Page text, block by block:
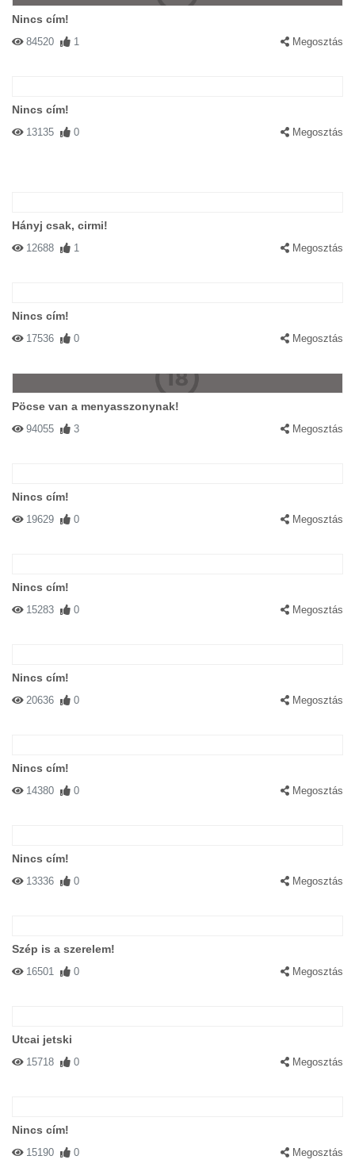
Nincs cím!
84520 1 Megosztás
Nincs cím!
13135 0 Megosztás
Hányj csak, cirmi!
12688 1 Megosztás
Nincs cím!
17536 0 Megosztás
Pöcse van a menyasszonynak!
94055 3 Megosztás
Nincs cím!
19629 0 Megosztás
Nincs cím!
15283 0 Megosztás
Nincs cím!
20636 0 Megosztás
Nincs cím!
14380 0 Megosztás
Nincs cím!
13336 0 Megosztás
Szép is a szerelem!
16501 0 Megosztás
Utcai jetski
15718 0 Megosztás
Nincs cím!
15190 0 Megosztás